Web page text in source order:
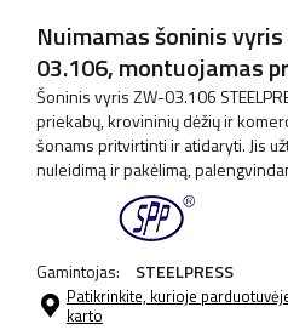
Nuimamas šoninis vyris
03.106, montuojamas
Šoninis vyris ZW-03.106
priekabų, krovininių dėžių ir
šonams pritvirtinti ir atidaryti. Jis
nuleidimą ir pakėlimą,
Gamintojas: STEELPRESS
Patikrinkite, kurioje
karto